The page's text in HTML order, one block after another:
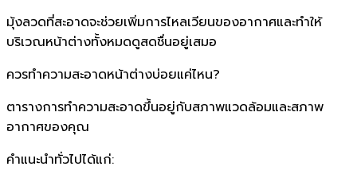
มุ้งลวดที่สะอาดจะช่วยเพิ่มการไหลเวียนของอากาศและทำให้
บริเวณหน้าต่างทั้งหมดดูสดชื่นอยู่เสมอ
ควรทำความสะอาดหน้าต่างบ่อยแค่ไหน?
ตารางการทำความสะอาดขึ้นอยู่กับสภาพแวดล้อมและสภาพ
อากาศของคุณ
คำแนะนำทั่วไปได้แก่: